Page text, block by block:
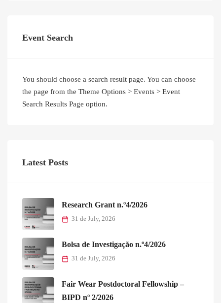
Event Search
You should choose a search result page. You can choose
the page from the Theme Options > Events > Event
Search Results Page option.
Latest Posts
Research Grant n.º4/2026
31 de July, 2026
Bolsa de Investigação n.º4/2026
31 de July, 2026
Fair Wear Postdoctoral Fellowship –
BIPD nº 2/2026